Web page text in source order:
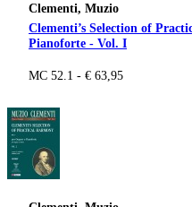
Clementi, Muzio
Clementi’s Selection of
Pianoforte - Vol. I
MC 52.1 - € 63,95